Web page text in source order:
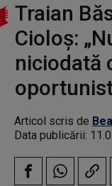
Traian
Cioloș:
niciodată
Articol scris de
Data publicării: